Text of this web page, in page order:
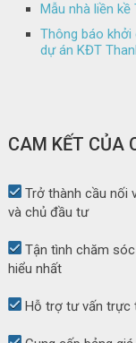
Mẫu nhà liền
Thông báo
dự án KĐT
CAM KẾT CỦA
Trở thành cầu nối
và chủ đầu tư
Tận tình chăm sóc
hiểu nhất
Hỗ trợ tư vấn trực